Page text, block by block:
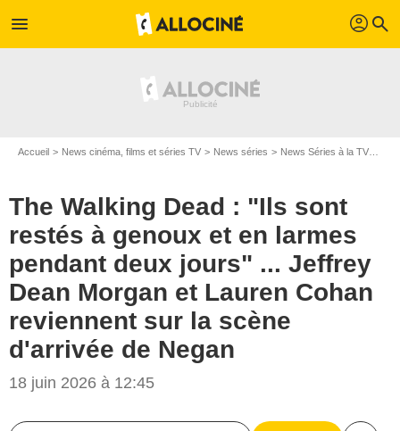
menu profil search
Accueil News cinéma, films et séries TV News séries News Séries à la TV
The Walking Dead : "Ils sont
restés à genoux et en larmes
pendant deux jours" ... Jeffrey
Dean Morgan et Lauren Cohan
reviennent sur la scène
d'arrivée de Negan
18 juin 2026 à 12:45